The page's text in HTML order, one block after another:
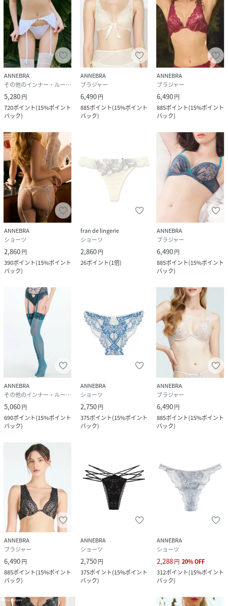
ANNEBRA
その他のインナー・ルームウェア
5,280円
720ポイント(15%ポイント
バック)
ANNEBRA
ブラジャー
6,490円
885ポイント(15%ポイント
バック)
ANNEBRA
ブラジャー
6,490円
885ポイント(15%ポイント
バック)
ANNEBRA
ショーツ
2,860円
390ポイント(15%ポイント
バック)
fran de lingerie
ショーツ
2,860円
26ポイント(1倍)
ANNEBRA
ブラジャー
6,490円
885ポイント(15%ポイント
バック)
ANNEBRA
その他のインナー・ルームウェア
5,060円
690ポイント(15%ポイント
バック)
ANNEBRA
ショーツ
2,750円
375ポイント(15%ポイント
バック)
ANNEBRA
ブラジャー
6,490円
885ポイント(15%ポイント
バック)
ANNEBRA
ブラジャー
6,490円
885ポイント(15%ポイント
バック)
ANNEBRA
ショーツ
2,750円
375ポイント(15%ポイント
バック)
ANNEBRA
ショーツ
2,288円 20%OFF
312ポイント(15%ポイント
バック)